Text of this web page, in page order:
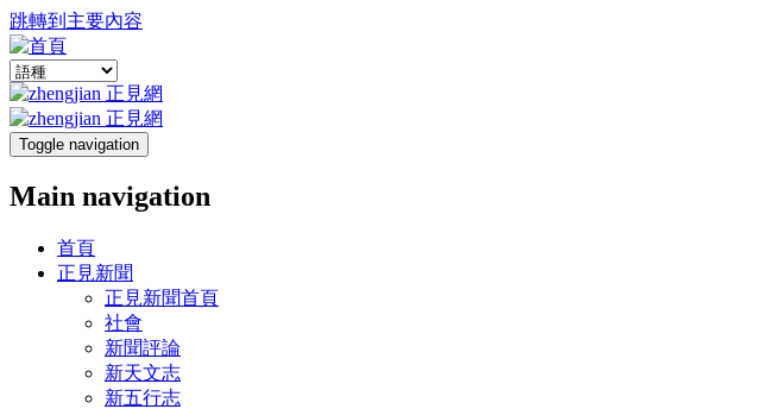
跳轉到主要內容
Toggle navigation
Main navigation
首頁
正見新聞
正見新聞首頁
社會
新聞評論
新天文志
新五行志